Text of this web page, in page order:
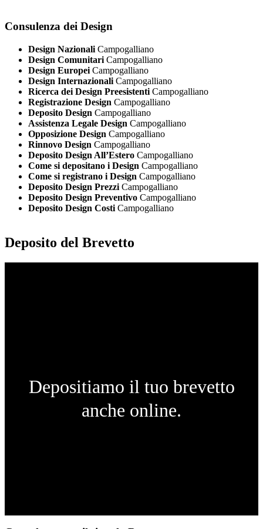
Consulenza dei Design
Design Nazionali Campogalliano
Design Comunitari Campogalliano
Design Europei Campogalliano
Design Internazionali Campogalliano
Ricerca dei Design Preesistenti Campogalliano
Registrazione Design Campogalliano
Deposito Design Campogalliano
Assistenza Legale Design Campogalliano
Opposizione Design Campogalliano
Rinnovo Design Campogalliano
Deposito Design All’Estero Campogalliano
Come si depositano i Design Campogalliano
Come si registrano i Design Campogalliano
Deposito Design Prezzi Campogalliano
Deposito Design Preventivo Campogalliano
Deposito Design Costi Campogalliano
Deposito del Brevetto
Depositiamo il tuo brevetto
anche online.